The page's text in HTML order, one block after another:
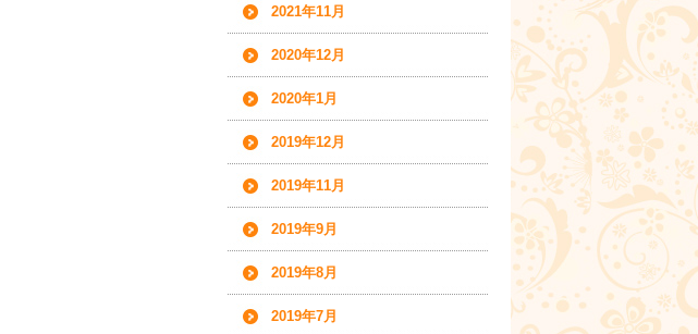
2021年11月
2020年12月
2020年1月
2019年12月
2019年11月
2019年9月
2019年8月
2019年7月